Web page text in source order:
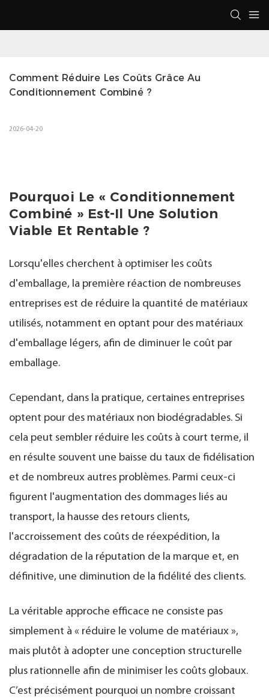
Comment Réduire Les Coûts Grâce Au
Conditionnement Combiné ?
2026-04-20
Pourquoi Le « Conditionnement
Combiné » Est-Il Une Solution
Viable Et Rentable ?
Lorsqu'elles cherchent à optimiser les coûts
d'emballage, la première réaction de nombreuses
entreprises est de réduire la quantité de matériaux
utilisés, notamment en optant pour des matériaux
d'emballage légers, afin de diminuer le coût par
emballage.
Cependant, dans la pratique, certaines entreprises
optent pour des matériaux non biodégradables. Si
cela peut sembler réduire les coûts à court terme, il
en résulte souvent une baisse du taux de fidélisation
et de nombreux autres problèmes. Parmi ceux-ci
figurent l'augmentation des dommages liés au
transport, la hausse des retours clients,
l'accroissement des coûts de réexpédition, la
dégradation de la réputation de la marque et, en
définitive, une diminution de la fidélité des clients.
La véritable approche efficace ne consiste pas
simplement à « réduire le volume de matériaux »,
mais plutôt à adopter une conception structurelle
plus rationnelle afin de minimiser les coûts globaux.
C’est précisément pourquoi un nombre croissant